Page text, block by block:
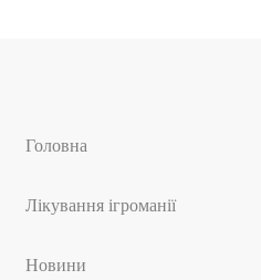
Головна
Лікування ігроманії
Новини